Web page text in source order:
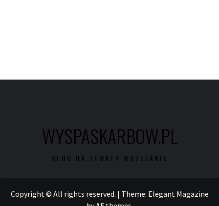
WYSPASKARBOW.PL
BLOG NA TEMATY WSZELAKIE
Copyright © All rights reserved. | Theme: Elegant Magazine